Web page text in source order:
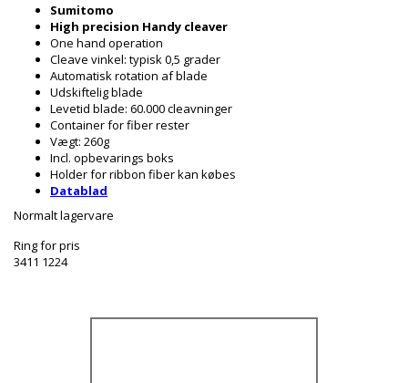
Sumitomo
High precision Handy cleaver
One hand operation
Cleave vinkel: typisk 0,5 grader
Automatisk rotation af blade
Udskiftelig blade
Levetid blade: 60.000 cleavninger
Container for fiber rester
Vægt: 260g
Incl. opbevarings boks
Holder for ribbon fiber kan købes
Datablad
Normalt lagervare
Ring for pris
3411 1224